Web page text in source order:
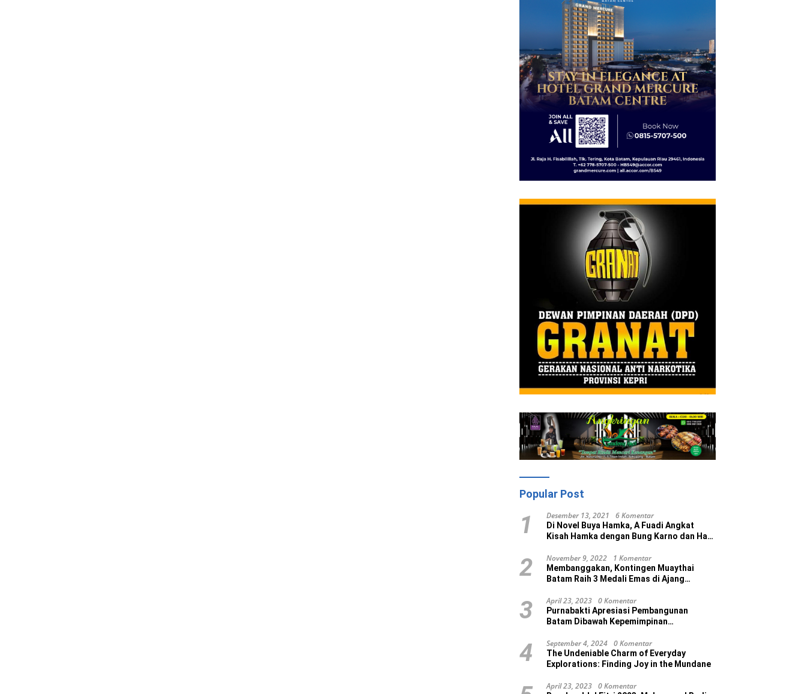
Popular Post
1 Desember 13, 2021 6 Komentar
Di Novel Buya Hamka, A Fuadi Angkat
Kisah Hamka dengan Bung Karno dan Haji
2 November 9, 2022 1 Komentar
Membanggakan, Kontingen Muaythai
Batam Raih 3 Medali Emas di Ajang
3 April 23, 2023 0 Komentar
Purnabakti Apresiasi Pembangunan
Batam Dibawah Kepemimpinan
4 September 4, 2024 0 Komentar
The Undeniable Charm of Everyday
Explorations: Finding Joy in the Mundane
April 23, 2023 0 Komentar